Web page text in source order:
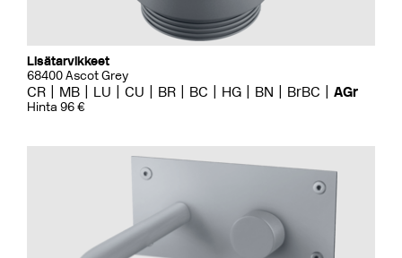
Lisätarvikkeet
68400 Ascot Grey
CR MB LU CU BR BC HG BN BrBC AGr
Hinta 96 €